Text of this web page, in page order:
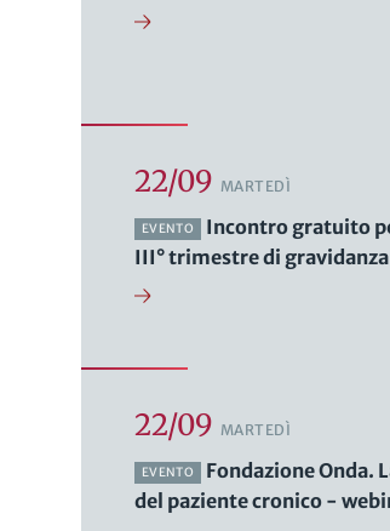
22/09 MARTEDÌ
EVENTO
Incontro gratuito
III° trimestre di gravidanza
22/09 MARTEDÌ
EVENTO
Fondazione Onda.
del paziente cronico -